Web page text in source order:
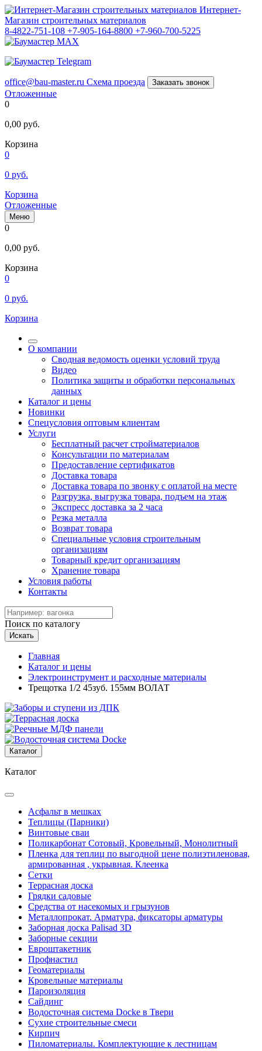
Интернет-
Магазин строительных материалов
8-4822-751-108 +7-905-164-8800 +7-960-700-5225
office@bau-master.ru Схема проезда Заказать звонок
Отложенные
0
0,00 руб.
Корзина
0
0 руб.
Корзина
Отложенные
Меню
0
0,00 руб.
Корзина
0
0 руб.
Корзина
О компании
Сводная ведомость оценки условий труда
Видео
Политика защиты и обработки персональных
данных
Каталог и цены
Новинки
Спецусловия оптовым клиентам
Услуги
Бесплатный расчет стройматериалов
Консультации по материалам
Предоставление сертификатов
Доставка товара
Доставка товара по звонку с оплатой на месте
Разгрузка, выгрузка товара, подъем на этаж
Экспресс доставка за 2 часа
Резка металла
Возврат товара
Специальные условия строительным
организациям
Товарный кредит организациям
Хранение товара
Условия работы
Контакты
Поиск по каталогу
Искать
Главная
Каталог и цены
Электроинструмент и расходные материалы
Трещотка 1/2 45зуб. 155мм ВОЛАТ
Каталог
Каталог
Асфальт в мешках
Теплицы (Парники)
Винтовые сваи
Поликарбонат Сотовый, Кровельный, Монолитный
Пленка для теплиц по выгодной цене полиэтиленовая,
армированная , укрывная. Клеенка
Сетки
Террасная доска
Грядки садовые
Средства от насекомых и грызунов
Металлопрокат. Арматура, фиксаторы арматуры
Заборная доска Palisad 3D
Заборные секции
Евроштакетник
Профнастил
Геоматериалы
Кровельные материалы
Пароизоляция
Сайдинг
Водосточная система Docke в Твери
Сухие строительные смеси
Кирпич
Пиломатериалы. Комплектующие к лестницам